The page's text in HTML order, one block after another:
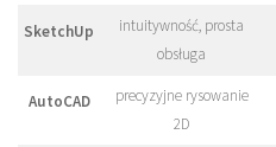
SketchUp
intuitywność, prosta
obsługa
AutoCAD
precyzyjne rysowanie
2D